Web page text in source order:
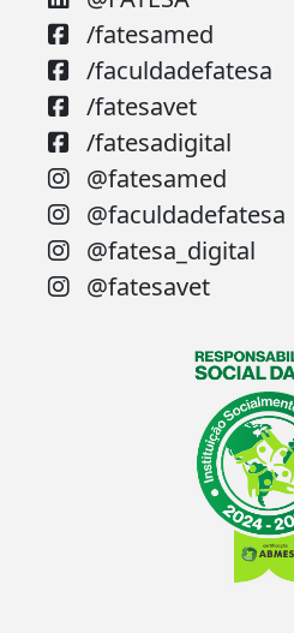
/fatesamed
/faculdadefatesa
/fatesavet
/fatesadigital
@fatesamed
@faculdadefatesa
@fatesa_digital
@fatesavet